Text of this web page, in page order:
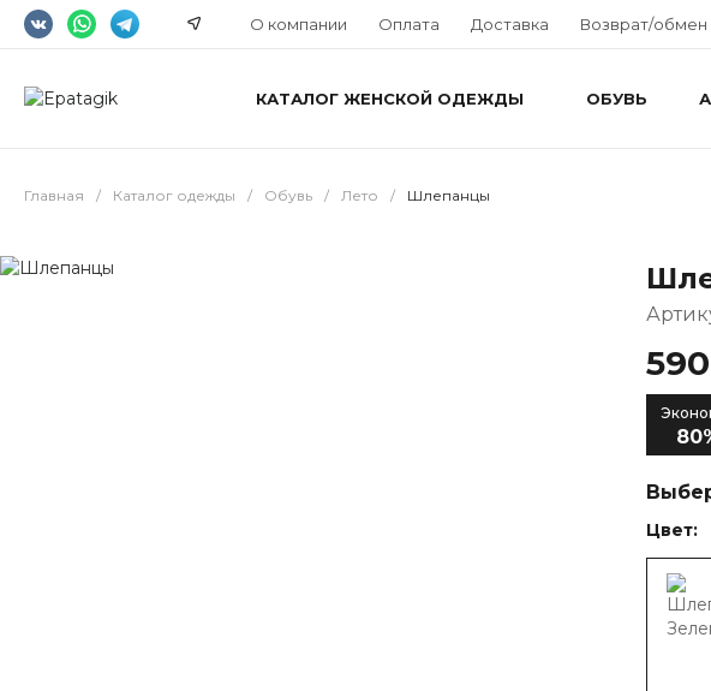
О компании Оплата Доставка Возврат/обмен
КАТАЛОГ ЖЕНСКОЙ ОДЕЖДЫ ОБУВЬ
Главная / Каталог одежды / Обувь / Лето / Шлепанцы
Цвет: